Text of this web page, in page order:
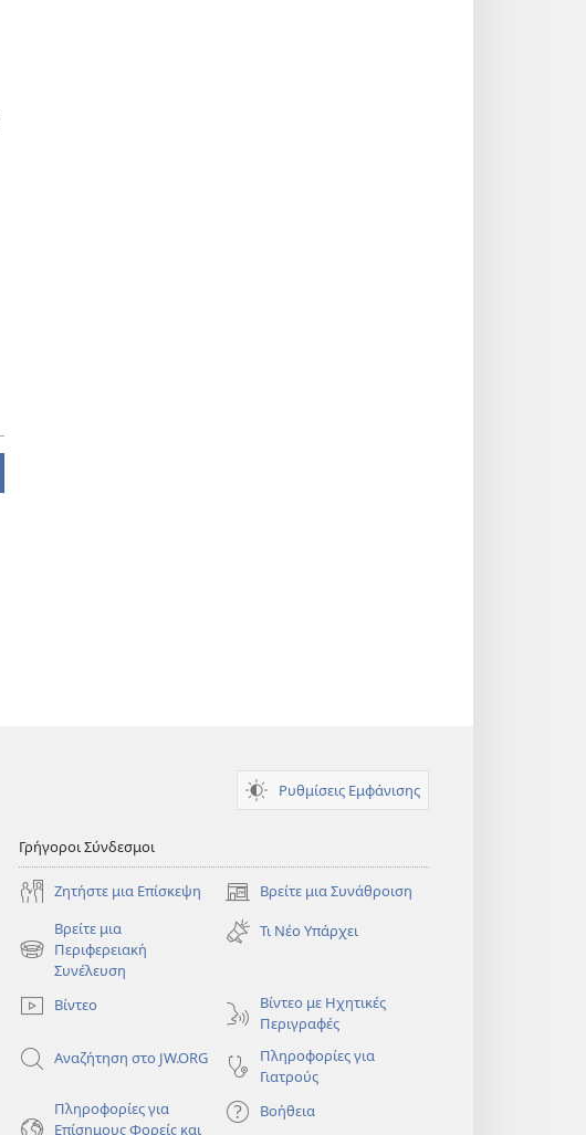
Ρυθμίσεις Εμφάνισης
Γρήγοροι Σύνδεσμοι
Ζητήστε μια Επίσκεψη Βρείτε μια Συνάθροιση
(ανοίγει
νέο
παράθυρο)
Βρείτε μια
Περιφερειακή
Συνέλευση
(ανοίγει
παράθυρο)
Τι Νέο Υπάρχει
Βίντεο
Βίντεο με Ηχητικές
Περιγραφές
Αναζήτηση στο JW.ORG
Πληροφορίες για
Γιατρούς
Πληροφορίες για
Επίσημους Φορείς και
Βοήθεια